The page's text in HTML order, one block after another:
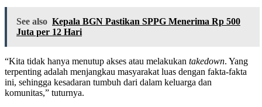
See also Kepala BGN Pastikan SPPG Menerima Rp 500
Juta per 12 Hari
“Kita tidak hanya menutup akses atau melakukan takedown. Yang
terpenting adalah menjangkau masyarakat luas dengan fakta-fakta
ini, sehingga kesadaran tumbuh dari dalam keluarga dan
komunitas,” tuturnya.